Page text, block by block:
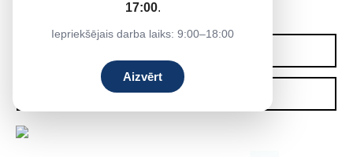
17:00.
Iepriekšējais darba laiks: 9:00–18:00
Aizvērt
Plastic windows (PVC)
FILTERS